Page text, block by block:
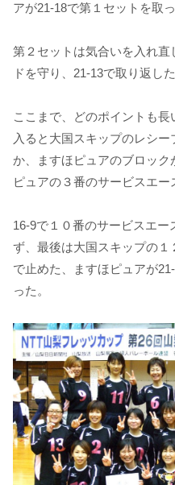
アが21-18で第１セットを取っ
第２セットは気合いを入れ
ドを守り、21-13で取り返した
ここまで、どのポイントも
入ると大国スキップのレシ
か、ますほピュアのブロッ
ピュアの３番のサービスエー
16-9で１０番のサービスエ
ず、最後は大国スキップの
で止めた、ますほピュアが
った。